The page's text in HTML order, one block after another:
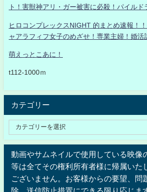
ト！害獣神アリ・ガー被害に必殺！パイルド
ヒロコンプレックスNIGHT 的まとめ速報！
ャアラフィフ女子のめざせ！専業主婦！婚活
萌えっとこあに！
t112-1000ｍ
カテゴリー
動画やサムネイルで使用している映像
等は全てその権利所有者様に帰属いた
ございません。お客様からの要望、問